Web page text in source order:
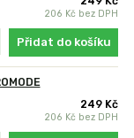
206 Kč bez DPH
Přidat do košíku
249 Kč
206 Kč bez DPH